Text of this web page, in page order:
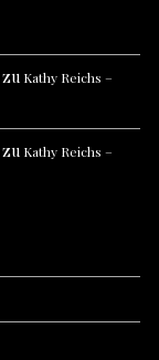
zu Kathy Reichs –
zu Kathy Reichs –